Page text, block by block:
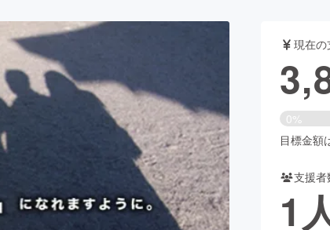
CAMPFIRE for Social GoodCAMPFIRE Creation
CAMPFIREふるさと納税machi-yaコミュニティ
現在
0%
目標金額
支援者
1